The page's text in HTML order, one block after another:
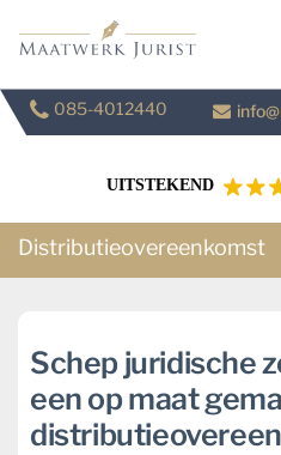
085-4012440
UITSTEKEND
Distributieovereenkomst
Schep juridische
een op maat